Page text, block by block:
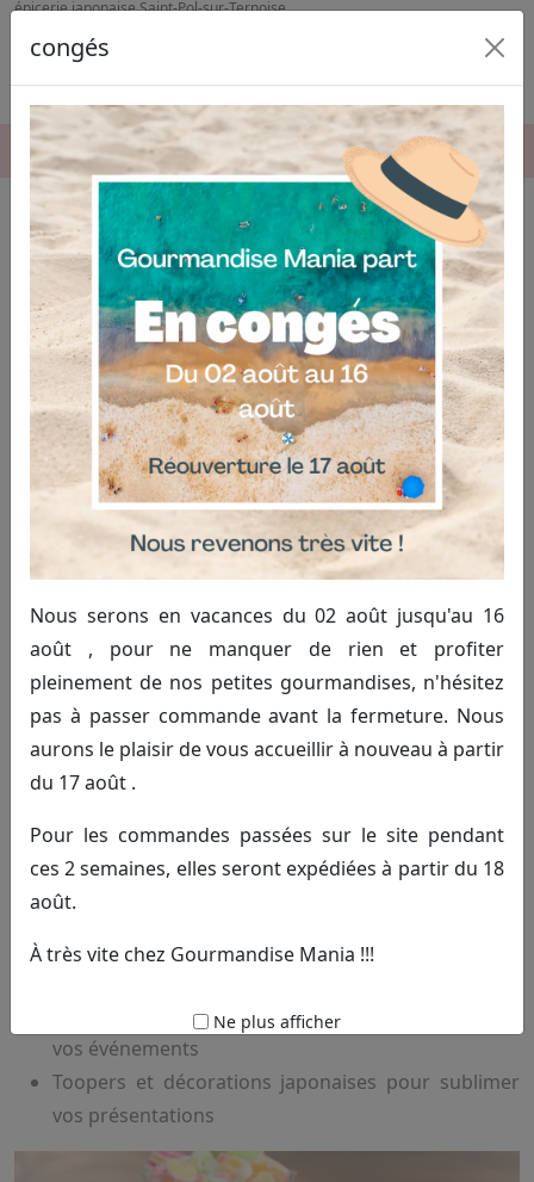
épicerie japonaise Saint-Pol-sur-Ternoise
congés
Nous serons en vacances du 02 août jusqu'au 16
août , pour ne manquer de rien et profiter
pleinement de nos petites gourmandises, n'hésitez
pas à passer commande avant la fermeture. Nous
aurons le plaisir de vous accueillir à nouveau à partir
du 17 août .
Pour les commandes passées sur le site pendant
ces 2 semaines, elles seront expédiées à partir du 18
août.
À très vite chez Gourmandise Mania !!!
Ne plus afficher
06.04.03.19.74
Épicerie japonaise à Saint-Pol-sur-
Ternoise
épicerie japonaise à Saint-Pol-sur-Ternoise
vous
invite à découvrir une sélection authentique de
produits japonais pour satisfaire toutes vos envies
culinaires. Nous mettons un point d’honneur à
proposer des articles de qualité, adaptés aux amateurs
comme aux connaisseurs, dans un cadre accueillant et
professionnel.
Épicerie japonaise authentique à
Saint-Pol-sur-Ternoise
Dans notreépicerie japonaise , nous réunissons un
large éventail de produits traditionnels et innovants.
Que vous recherchiez des ingrédients de base, des
snacks originaux ou des douceurs typiques, nous avons
ce qu’il vous faut. Notre expertise nous permet de
garantir la fraîcheur et l’authenticité de chaque article,
pour une expérience culinaire inoubliable.
Riz japonais, sauces soja et condiments exclusifs
Produits de saison importés directement du Japon
Bonbons et friandises typiques, à découvrir sur
Montages de bonbons personnalisés, parfaits pour
vos événements
Toopers et décorations japonaises pour sublimer
vos présentations